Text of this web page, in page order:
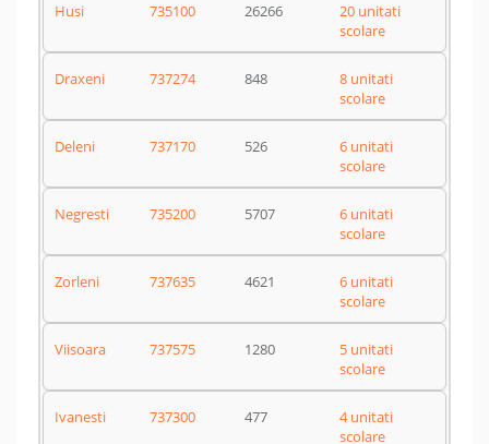
Husi 735100 26266
20 unitati
scolare
Draxeni 737274 848
8 unitati
scolare
Deleni 737170 526
6 unitati
scolare
Negresti 735200 5707
6 unitati
scolare
Zorleni 737635 4621
6 unitati
scolare
Viisoara 737575 1280
5 unitati
scolare
Ivanesti 737300 477
4 unitati
scolare